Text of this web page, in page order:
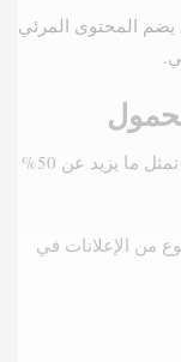
يضم المحتوى المرئي
إن الإحصائيات توضح أن إعلانات الهاتف سوف تمثل ما يزيد عن 50%
من الإعلانات في